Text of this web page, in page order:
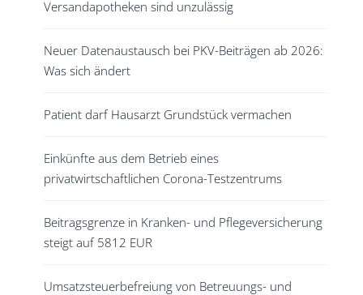
Versandapotheken sind unzulässig
Neuer Datenaustausch bei PKV-Beiträgen ab 2026:
Was sich ändert
Patient darf Hausarzt Grundstück vermachen
Einkünfte aus dem Betrieb eines
privatwirtschaftlichen Corona-Testzentrums
Beitragsgrenze in Kranken- und Pflegeversicherung
steigt auf 5812 EUR
Umsatzsteuerbefreiung von Betreuungs- und